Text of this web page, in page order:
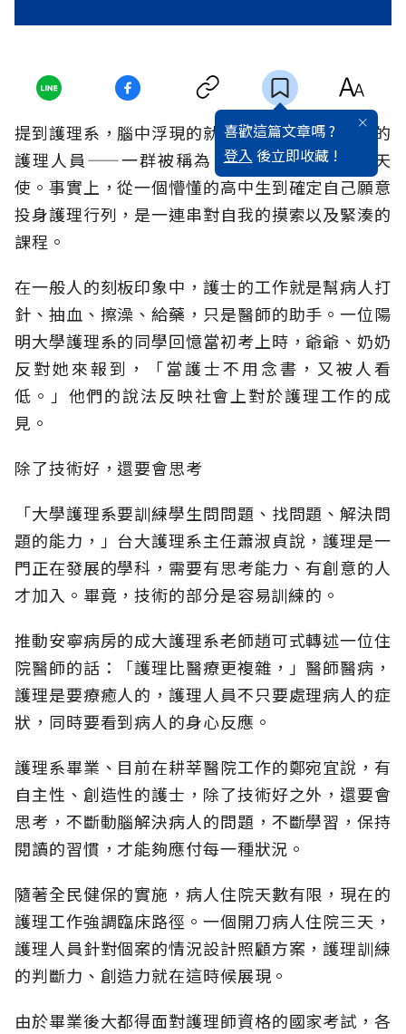
喜歡這篇文章嗎 ?
登入 後立即收藏 !
提到護理系，腦中浮現的就是醫院裡穿著白制服的
護理人員——一群被稱為「南丁格爾」的白衣天
使。事實上，從一個懵懂的高中生到確定自己願意
投身護理行列，是一連串對自我的摸索以及緊湊的
課程。
在一般人的刻板印象中，護士的工作就是幫病人打
針、抽血、擦澡、給藥，只是醫師的助手。一位陽
明大學護理系的同學回憶當初考上時，爺爺、奶奶
反對她來報到，「當護士不用念書，又被人看
低。」他們的說法反映社會上對於護理工作的成
見。
除了技術好，還要會思考
「大學護理系要訓練學生問問題、找問題、解決問
題的能力，」台大護理系主任蕭淑貞說，護理是一
門正在發展的學科，需要有思考能力、有創意的人
才加入。畢竟，技術的部分是容易訓練的。
推動安寧病房的成大護理系老師趙可式轉述一位住
院醫師的話：「護理比醫療更複雜，」醫師醫病，
護理是要療癒人的，護理人員不只要處理病人的症
狀，同時要看到病人的身心反應。
護理系畢業、目前在耕莘醫院工作的鄭宛宜說，有
自主性、創造性的護士，除了技術好之外，還要會
思考，不斷動腦解決病人的問題，不斷學習，保持
閱讀的習慣，才能夠應付每一種狀況。
隨著全民健保的實施，病人住院天數有限，現在的
護理工作強調臨床路徑。一個開刀病人住院三天，
護理人員針對個案的情況設計照顧方案，護理訓練
的判斷力、創造力就在這時候展現。
由於畢業後大都得面對護理師資格的國家考試，各